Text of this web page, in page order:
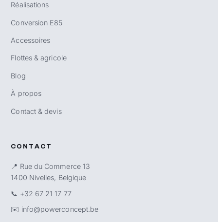
Réalisations
Conversion E85
Accessoires
Flottes & agricole
Blog
À propos
Contact & devis
CONTACT
📍 Rue du Commerce 13
1400 Nivelles, Belgique
📞 +32 67 21 17 77
✉️ info@powerconcept.be